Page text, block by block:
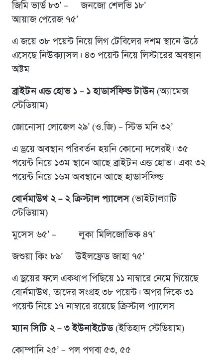
জিমি ভার্ড ৮৩’ – জনজো শেলভি ১৮’
আয়াজ পেরেজ ৭৫’
এ জয়ে ৩৮ পয়েন্ট নিয়ে লিগ টেবিলের দশম স্থানে উঠে
এসেছে নিউক্যাসল। ৪৩ পয়েন্ট নিয়ে লিস্টারের অবস্থান
অষ্টম
ব্রাইটন এন্ড হোভ ১ – ১ হাডার্সফিল্ড টাউন(অ্যামেক্স
স্টেডিয়াম)
জোনোসা লোজেল ২৯’ (ও.জি) – স্টিভ মনি ৩২’
এ ড্রয়ে অবস্থান পরিবর্তন হয়নি কোনো দলেরই। ৩৫
পয়েন্ট নিয়ে ১৩ম স্থানে আছে ব্রাইটন এন্ড হোভ। এবং ৩২
পয়েন্ট নিয়ে ১৬ম অবস্থানে আছে হাডার্সফিল্ড
বোর্নমাউথ ২ – ২ ক্রিস্টাল প্যালেস (ভাইটাল্যাটি
স্টেডিয়াম)
মুসেস ৬৫’ – লুকা মিলিজোভিক ৪৭’
জশুয়া কিং ৮৯’ উইলফ্রেড জাহা ৭৫’
এ ড্রয়ের ফলে একধাপ পিছিয়ে ১১ নাম্বারে নেমে গিয়েছে
বোর্নমাউথ, তাদের সংগ্রহ ৩৮ পয়েন্ট। অপর দিকে ৩১
পয়েন্ট নিয়ে ১৭ নাম্বারে রয়েছে ক্রিস্টাল প্যালেস
ম্যান সিটি ২ – ৩ ইউনাইটেড(ইতিহাদ স্টেডিয়াম)
কোম্পানি ২৫’ – পল পগবা ৫৩, ৫৫